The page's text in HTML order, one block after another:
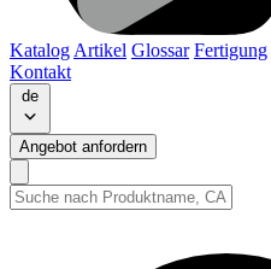
Katalog Artikel Glossar Fertigung
Kontakt
de
Angebot anfordern